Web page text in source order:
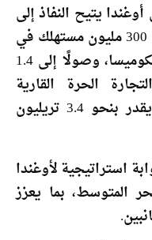
يتيح النفاذ إلى
أسواق إقليمية واسعة، تضم نحو 300 مليون مستهلك في
شرق أفريقيا، و600 مليون في الكوميسا، وصولًا إلى 1.4
الحرة القارية
الأفريقية، بإجمالي ناتج محلي يقدر بنحو 3.4 تريليون
استراتيجية لأوغندا
المتوسط، بما يعزز